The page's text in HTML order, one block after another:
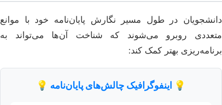
دانشجویان در طول مسیر نگارش پایان‌نامه خود با موانع
متعددی روبرو می‌شوند که شناخت آن‌ها می‌تواند به
برنامه‌ریزی بهتر کمک کند:
💡 اینفوگرافیک چالش‌های پایان‌نامه 💡